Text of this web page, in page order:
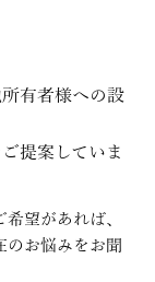
有者様への設
提案していま
望があれば、
のお悩みをお聞